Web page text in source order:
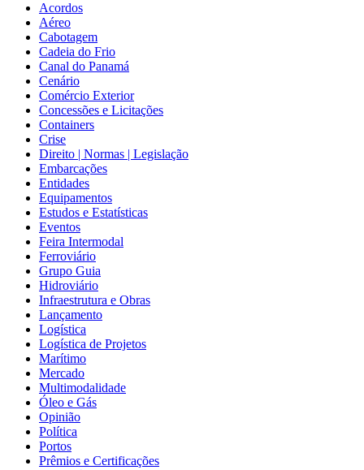
Acordos
Aéreo
Cabotagem
Cadeia do Frio
Canal do Panamá
Cenário
Comércio Exterior
Concessões e Licitações
Containers
Crise
Direito | Normas | Legislação
Embarcações
Entidades
Equipamentos
Estudos e Estatísticas
Eventos
Feira Intermodal
Ferroviário
Grupo Guia
Hidroviário
Infraestrutura e Obras
Lançamento
Logística
Logística de Projetos
Marítimo
Mercado
Multimodalidade
Óleo e Gás
Opinião
Política
Portos
Prêmios e Certificações